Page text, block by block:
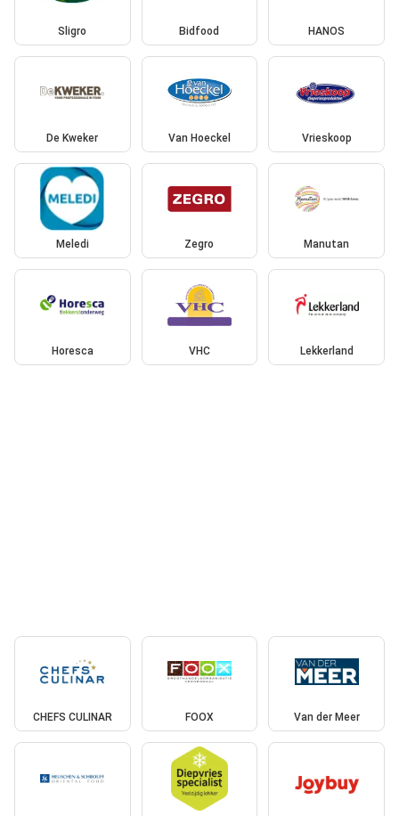
Sligro Bidfood HANOS
De Kweker Van Hoeckel Vrieskoop
Meledi Zegro Manutan
Horesca VHC Lekkerland
CHEFS CULINAR FOOX Van der Meer